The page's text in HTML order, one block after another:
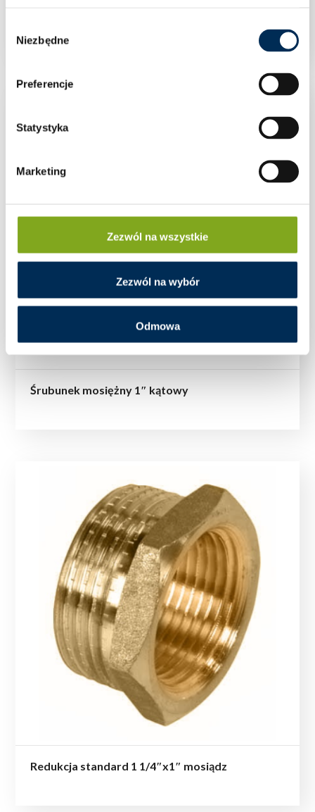
zgody
Niezbędne
Preferencje
Statystyka
Marketing
Zezwól na wszystkie
Zezwól na wybór
Odmowa
Śrubunek mosiężny 1″ kątowy
Redukcja standard 1 1/4″x1″ mosiądz